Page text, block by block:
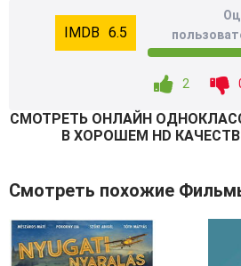
6.5
2
СМОТРEТЬ ОНЛАЙН
В ХОРОШЕМ HD
Смотреть похожие